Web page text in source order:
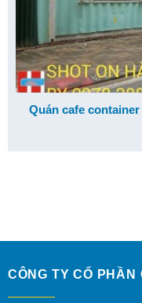
Quán cafe
CÔNG TY CỔ PHẦN